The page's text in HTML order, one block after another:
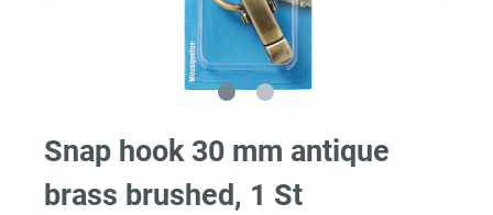
Snap hook 30 mm antique
brass brushed, 1 St